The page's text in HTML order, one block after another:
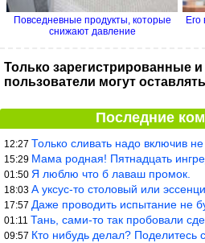
Повседневные продукты, которые
снижают давление
Его
Только зарегистрированные
пользователи могут
Последние
12:27 Только сливать надо включив не
15:29 Мама родная! Пятнадцать
01:50 Я люблю что б лаваш промок.
18:03 А уксус-то столовый или
17:57 Даже проводить испытание не буду
01:11 Тань, сами-то так пробовали
09:57 Кто нибудь делал? Поделитесь